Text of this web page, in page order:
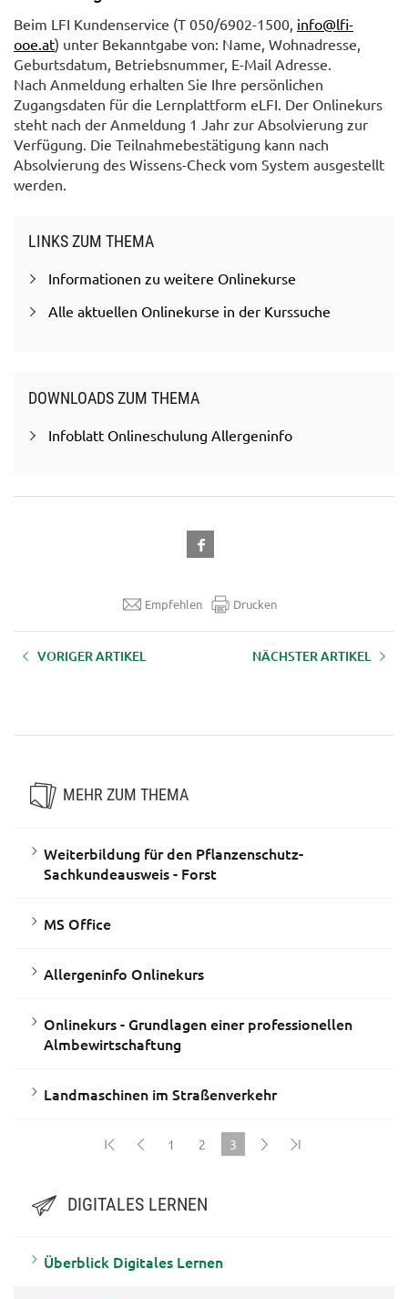
Beim LFI Kundenservice (T 050/6902-1500, info@lfi-
ooe.at) unter Bekanntgabe von: Name, Wohnadresse,
Geburtsdatum, Betriebsnummer, E-Mail Adresse.
Nach Anmeldung erhalten Sie Ihre persönlichen
Zugangsdaten für die Lernplattform eLFI. Der Onlinekurs
steht nach der Anmeldung 1 Jahr zur Absolvierung zur
Verfügung. Die Teilnahmebestätigung kann nach
Absolvierung des Wissens-Check vom System ausgestellt
werden.
LINKS ZUM THEMA
Informationen zu weitere Onlinekurse
Alle aktuellen Onlinekurse in der Kurssuche
DOWNLOADS ZUM THEMA
Infoblatt Onlineschulung Allergeninfo
Empfehlen Drucken
VORIGER ARTIKEL NÄCHSTER ARTIKEL
MEHR ZUM THEMA
Weiterbildung für den Pflanzenschutz-
Sachkundeausweis - Forst
MS Office
Allergeninfo Onlinekurs
Onlinekurs - Grundlagen einer professionellen
Almbewirtschaftung
Landmaschinen im Straßenverkehr
1 2
3
DIGITALES LERNEN
Überblick Digitales Lernen